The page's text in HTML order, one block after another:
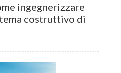
ingegnerizzare
costruttivo di